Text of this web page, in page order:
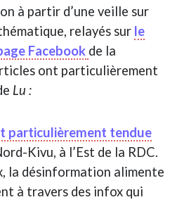
à partir d’une veille sur
relayés sur le
Facebook de la
ont particulièrement
Lu :
particulièrement tendue
Kivu, à l’Est de la RDC.
la désinformation alimente
à travers des infox qui